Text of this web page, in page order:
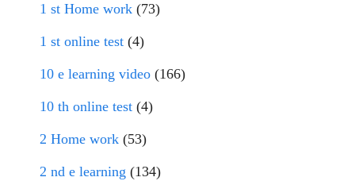
1 st Home work (73)
1 st online test (4)
10 e learning video (166)
10 th online test (4)
2 Home work (53)
2 nd e learning (134)